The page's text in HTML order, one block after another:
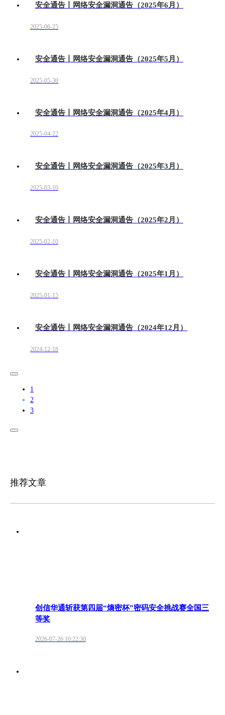
安全通告丨网络安全漏洞通告（2025年6月）
2025-06-25
安全通告丨网络安全漏洞通告（2025年5月）
2025-05-30
安全通告丨网络安全漏洞通告（2025年4月）
2025-04-22
安全通告丨网络安全漏洞通告（2025年3月）
2025-03-10
安全通告丨网络安全漏洞通告（2025年2月）
2025-02-10
安全通告丨网络安全漏洞通告（2025年1月）
2025-01-15
安全通告丨网络安全漏洞通告（2024年12月）
2024-12-18
1
2
3
推荐文章
创信华通斩获第四届“熵密杯”密码安全挑战赛全国三
等奖
2026-07-26 10:22:30